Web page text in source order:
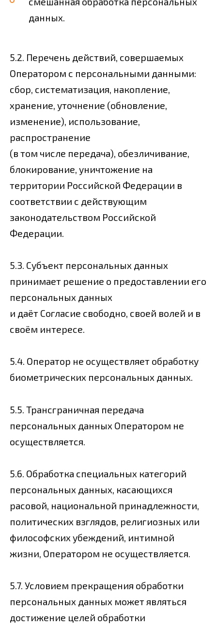
данных.
5.2. Перечень действий, совершаемых
Оператором с персональными данными:
сбор, систематизация, накопление,
хранение, уточнение (обновление,
изменение), использование,
распространение
(в том числе передача), обезличивание,
блокирование, уничтожение на
территории Российской Федерации в
соответствии с действующим
законодательством Российской
Федерации.
5.3. Субъект персональных данных
принимает решение о предоставлении его
персональных данных
и даёт Согласие свободно, своей волей и в
своём интересе.
5.4. Оператор не осуществляет обработку
биометрических персональных данных.
5.5. Трансграничная передача
персональных данных Оператором не
осуществляется.
5.6. Обработка специальных категорий
персональных данных, касающихся
расовой, национальной принадлежности,
политических взглядов, религиозных или
философских убеждений, интимной
жизни, Оператором не осуществляется.
5.7. Условием прекращения обработки
персональных данных может являться
достижение целей обработки